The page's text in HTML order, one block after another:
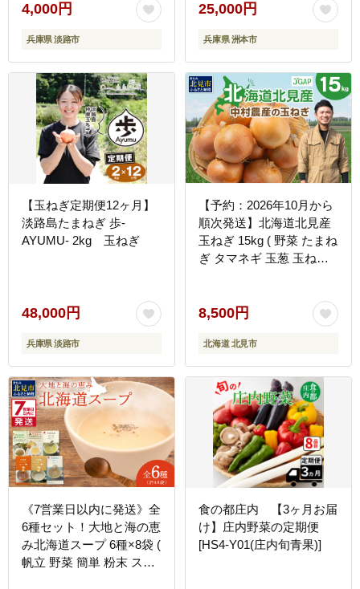
4,000円
兵庫県 淡路市
25,000円
兵庫県 洲本市
【玉ねぎ定期便12ヶ月】
淡路島たまねぎ 歩-
AYUMU- 2kg 玉ねぎ
48,000円
兵庫県 淡路市
【予約：2026年10月から
順次発送】北海道北見産
玉ねぎ 15kg ( 野菜 たまね
ぎ タマネギ 玉葱 玉ねぎ
0010-2026】
8,500円
北海道 北見市
《7営業日以内に発送》全
6種セット！大地と海の恵
み北海道スープ 6種×8袋 (
帆立 野菜 簡単 粉末 スー
食の都庄内 【3ヶ月お届
け】庄内野菜の定期便
[HS4-Y01(庄内旬青果)]